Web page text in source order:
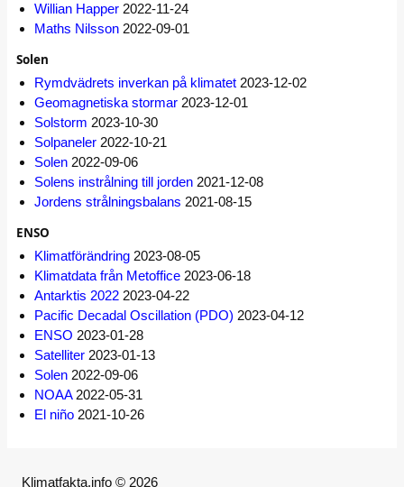
Willian Happer 2022-11-24
Maths Nilsson 2022-09-01
Solen
Rymdvädrets inverkan på klimatet 2023-12-02
Geomagnetiska stormar 2023-12-01
Solstorm 2023-10-30
Solpaneler 2022-10-21
Solen 2022-09-06
Solens instrålning till jorden 2021-12-08
Jordens strålningsbalans 2021-08-15
ENSO
Klimatförändring 2023-08-05
Klimatdata från Metoffice 2023-06-18
Antarktis 2022 2023-04-22
Pacific Decadal Oscillation (PDO) 2023-04-12
ENSO 2023-01-28
Satelliter 2023-01-13
Solen 2022-09-06
NOAA 2022-05-31
El niño 2021-10-26
Klimatfakta.info © 2026